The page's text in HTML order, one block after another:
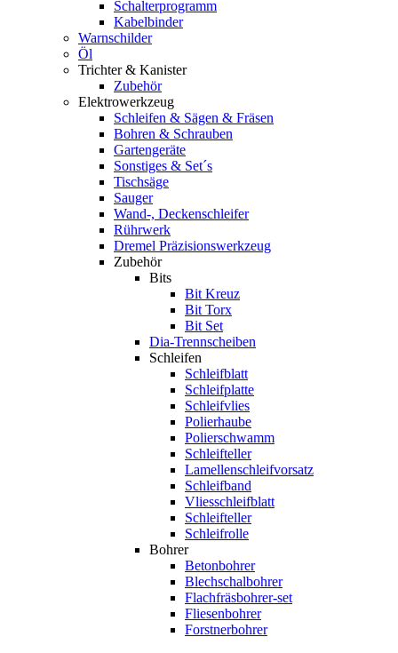
Schalterprogramm
Kabelbinder
Warnschilder
Öl
Trichter & Kanister
Zubehör
Elektrowerkzeug
Schleifen & Sägen & Fräsen
Bohren & Schrauben
Gartengeräte
Sonstiges & Set´s
Tischsäge
Sauger
Wand-, Deckenschleifer
Rührwerk
Dremel Präzisionswerkzeug
Zubehör
Bits
Bit Kreuz
Bit Torx
Bit Set
Dia-Trennscheiben
Schleifen
Schleifblatt
Schleifplatte
Schleifvlies
Polierhaube
Polierschwamm
Schleifteller
Lamellenschleifvorsatz
Schleifband
Vliesschleifblatt
Schleifteller
Schleifrolle
Bohrer
Betonbohrer
Blechschalbohrer
Flachfräsbohrer-set
Fliesenbohrer
Forstnerbohrer